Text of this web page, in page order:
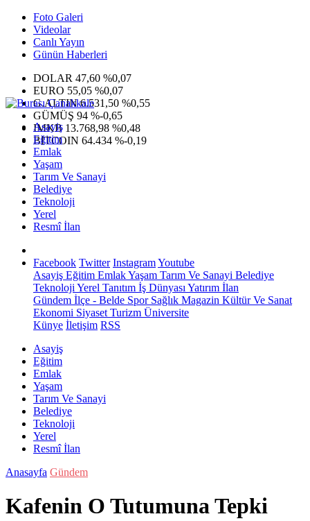
Foto Galeri
Videolar
Canlı Yayın
Günün Haberleri
DOLAR 47,60 %0,07
EURO 55,05 %0,07
G.ALTIN6.531,50 %0,55
GÜMÜŞ 94 %-0,65
IMKB 13.768,98 %0,48
BITCOIN 64.434 %-0,19
Asayiş
Eğitim
Emlak
Yaşam
Tarım Ve Sanayi
Belediye
Teknoloji
Yerel
Resmî İlan
Facebook Twitter InstagramYoutube
Asayiş Eğitim EmlakYaşam Tarım Ve Sanayi Belediye
Teknoloji Yerel Tanıtım İş Dünyası Yatırım İlan
Gündem İlçe - Belde SporSağlık Magazin Kültür Ve Sanat
Ekonomi Siyaset Turizm Üniversite
Künye İletişim RSS
Asayiş
Eğitim
Emlak
Yaşam
Tarım Ve Sanayi
Belediye
Teknoloji
Yerel
Resmî İlan
Anasayfa Gündem
Kafenin O Tutumuna Tepki